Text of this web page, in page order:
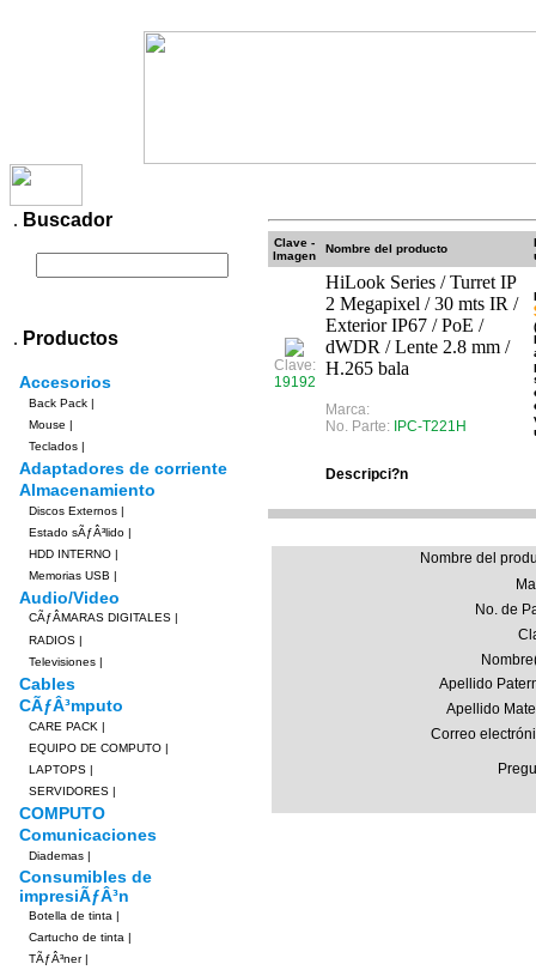
. Buscador
. Productos
Accesorios
Back Pack |
Mouse |
Teclados |
Adaptadores de corriente
Almacenamiento
Discos Externos |
Estado sÃƒÂ³lido |
HDD INTERNO |
Memorias USB |
Audio/Video
CÃƒÂMARAS DIGITALES |
RADIOS |
Televisiones |
Cables
CÃƒÂ³mputo
CARE PACK |
EQUIPO DE COMPUTO |
LAPTOPS |
SERVIDORES |
COMPUTO
Comunicaciones
Diademas |
Consumibles de
impresiÃƒÂ³n
Botella de tinta |
Cartucho de tinta |
TÃƒÂ³ner|
Clave -
Imagen
Nombre del producto
Clave:
19192
HiLook Series / Turret IP
2 Megapixel / 30 mts IR /
Exterior IP67 / PoE /
dWDR / Lente 2.8 mm /
H.265 bala
Marca:
No. Parte: IPC-T221H
Descripci?n
Nombre del
No. de
Apellido
Apellido
Correo